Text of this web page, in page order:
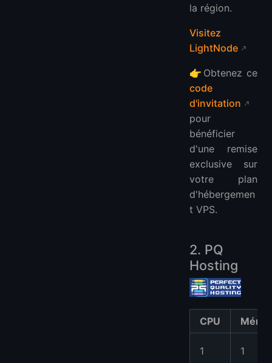
la région.
Visitez
LightNode
👉Obtenez ce
code
d'invitation
pour
bénéficier
d'une remise
exclusive sur
votre plan
d'hébergemen
t VPS.
2. PQ
Hosting
CPU
1 1